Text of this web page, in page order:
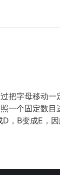
把字母移动
一个固定数
，B变成E，因